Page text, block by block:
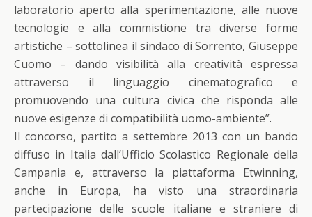
laboratorio aperto alla sperimentazione, alle nuove
tecnologie e alla commistione tra diverse forme
artistiche – sottolinea il sindaco di Sorrento, Giuseppe
Cuomo – dando visibilità alla creatività espressa
attraverso il linguaggio cinematografico e
promuovendo una cultura civica che risponda alle
nuove esigenze di compatibilità uomo-ambiente”.
Il concorso, partito a settembre 2013 con un bando
diffuso in Italia dall’Ufficio Scolastico Regionale della
Campania e, attraverso la piattaforma Etwinning,
anche in Europa, ha visto una straordinaria
partecipazione delle scuole italiane e straniere di